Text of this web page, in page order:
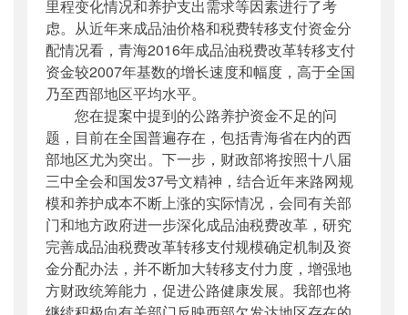
里程变化情况和养护支出需求等因素进行了考
虑。从近年来成品油价格和税费转移支付资金分
配情况看，青海2016年成品油税费改革转移支付
资金较2007年基数的增长速度和幅度，高于全国
乃至西部地区平均水平。
您在提案中提到的公路养护资金不足的问
题，目前在全国普遍存在，包括青海省在内的西
部地区尤为突出。下一步，财政部将按照十八届
三中全会和国发37号文精神，结合近年来路网规
模和养护成本不断上涨的实际情况，会同有关部
门和地方政府进一步深化成品油税费改革，研究
完善成品油税费改革转移支付规模确定机制及资
金分配办法，并不断加大转移支付力度，增强地
方财政统筹能力，促进公路健康发展。我部也将